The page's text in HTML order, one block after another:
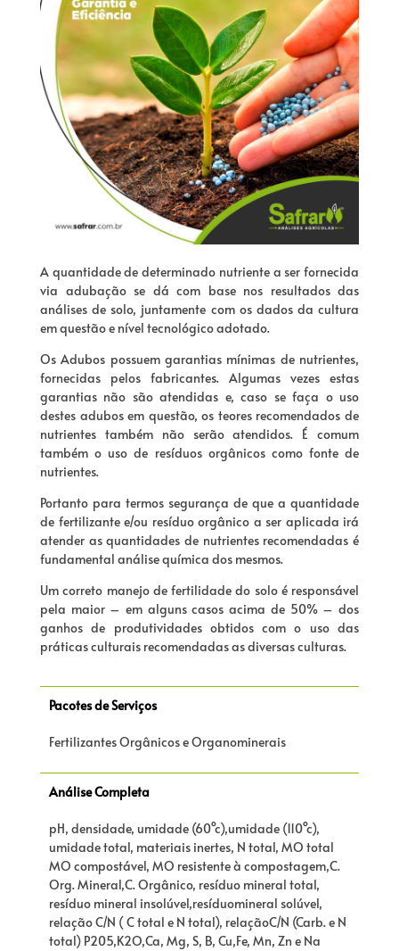
A quantidade de determinado nutriente a ser fornecida
via adubação se dá com base nos resultados das
análises de solo, juntamente com os dados da cultura
em questão e nível tecnológico adotado.
Os Adubos possuem garantias mínimas de nutrientes,
fornecidas pelos fabricantes. Algumas vezes estas
garantias não são atendidas e, caso se faça o uso
destes adubos em questão, os teores recomendados de
nutrientes também não serão atendidos. É comum
também o uso de resíduos orgânicos como fonte de
nutrientes.
Portanto para termos segurança de que a quantidade
de fertilizante e/ou resíduo orgânico a ser aplicada irá
atender as quantidades de nutrientes recomendadas é
fundamental análise química dos mesmos.
Um correto manejo de fertilidade do solo é responsável
pela maior – em alguns casos acima de 50% – dos
ganhos de produtividades obtidos com o uso das
práticas culturais recomendadas as diversas culturas.
Pacotes de Serviços
Fertilizantes Orgânicos e Organominerais
Análise Completa
pH, densidade, umidade (60°c),umidade (110°c),
umidade total, materiais inertes, N total, MO total
MO compostável, MO resistente à compostagem,C.
Org. Mineral,C. Orgânico, resíduo mineral total,
resíduo mineral insolúvel,resíduomineral solúvel,
relação C/N ( C total e N total), relaçãoC/N (Carb. e N
total) P205,K2O,Ca, Mg, S, B, Cu,Fe, Mn, Zn e Na